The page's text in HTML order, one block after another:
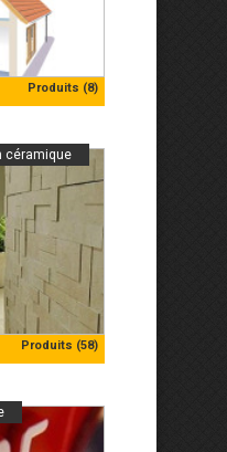
Produits (8)
Produits (58)
céramique